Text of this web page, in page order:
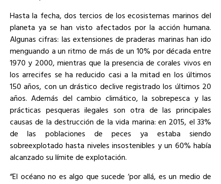
Hasta la fecha, dos tercios de los ecosistemas marinos del
planeta ya se han visto afectados por la acción humana.
Algunas cifras: las extensiones de praderas marinas han ido
menguando a un ritmo de más de un 10% por década entre
1970 y 2000, mientras que la presencia de corales vivos en
los arrecifes se ha reducido casi a la mitad en los últimos
150 años, con un drástico declive registrado los últimos 20
años. Además del cambio climático, la sobrepesca y las
prácticas pesqueras ilegales son otra de las principales
causas de la destrucción de la vida marina: en 2015, el 33%
de las poblaciones de peces ya estaba siendo
sobreexplotado hasta niveles insostenibles y un 60% había
alcanzado su límite de explotación.
“El océano no es algo que sucede ‘por allá, es un medio de